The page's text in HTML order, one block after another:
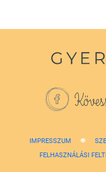
IMPRESSZUM
FELHASZNÁLÁSI